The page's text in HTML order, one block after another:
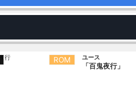
ROM ユース
「百鬼夜行」